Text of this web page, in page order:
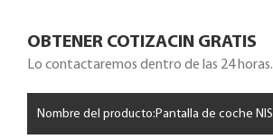
OBTENER COTIZACIN GRATIS
Lo contactaremos dentro de las 24 horas.